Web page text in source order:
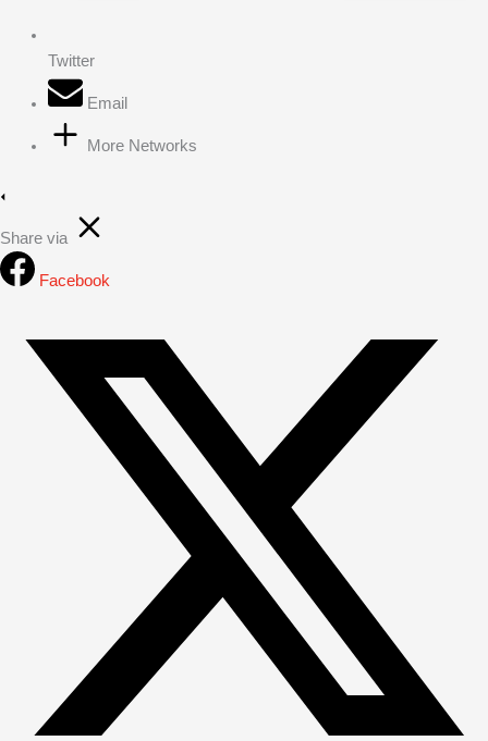
Twitter
Email
More Networks
Share via
Facebook